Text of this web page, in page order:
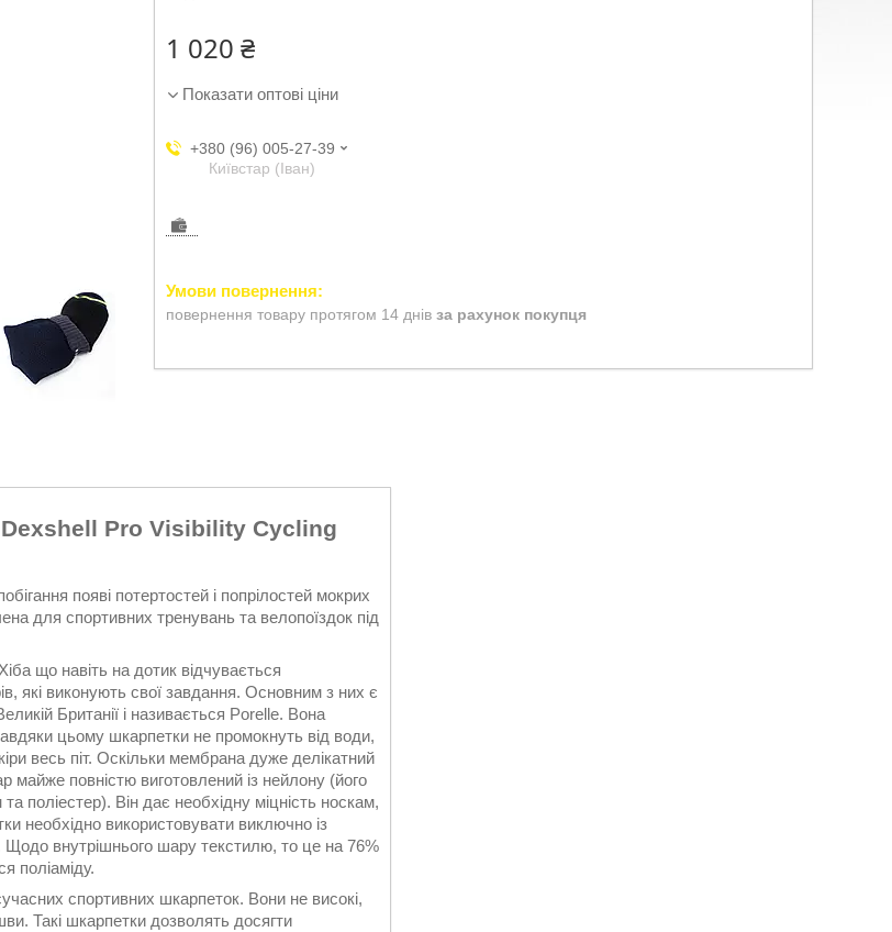
1 020 ₴
Показати оптові ціни
+380 (96) 005-27-39
Київстар (Іван)
повернення товару протягом 14 днів за рахунок покупця
Pro Visibility Cycling
появі потертостей і попрілостей мокрих
для спортивних тренувань та велопоїздок під
що навіть на дотик відчувається
які виконують свої завдання. Основним з них є
Британії і називається Porelle. Вона
цьому шкарпетки не промокнуть від води,
весь піт. Оскільки мембрана дуже делікатний
майже повністю виготовлений із нейлону (його
поліестер). Він дає необхідну міцність носкам,
необхідно використовувати виключно із
внутрішнього шару текстилю, то це на 76%
поліаміду.
спортивних шкарпеток. Вони не високі,
Такі шкарпетки дозволять досягти